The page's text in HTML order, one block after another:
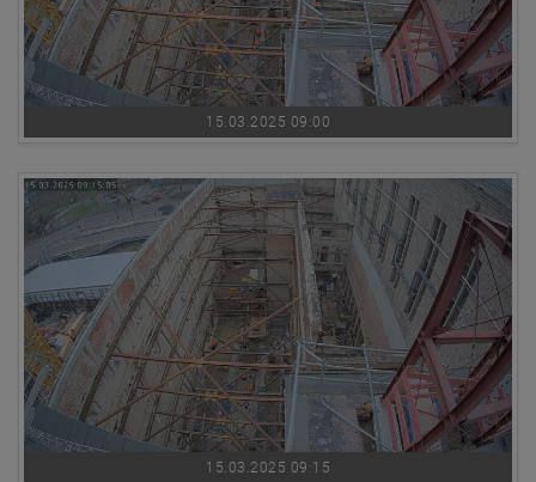
15.03.2025 09:00
15.03.2025 09:15